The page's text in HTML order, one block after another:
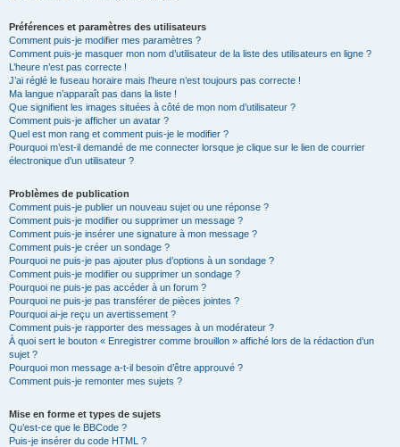
Préférences et paramètres des utilisateurs
Comment puis-je modifier mes paramètres ?
Comment puis-je masquer mon nom d’utilisateur de la liste des utilisateurs en ligne ?
L’heure n’est pas correcte !
J’ai réglé le fuseau horaire mais l’heure n’est toujours pas correcte !
Ma langue n’apparaît pas dans la liste !
Que signifient les images situées à côté de mon nom d’utilisateur ?
Comment puis-je afficher un avatar ?
Quel est mon rang et comment puis-je le modifier ?
Pourquoi m’est-il demandé de me connecter lorsque je clique sur le lien de courrier
électronique d’un utilisateur ?
Problèmes de publication
Comment puis-je publier un nouveau sujet ou une réponse ?
Comment puis-je modifier ou supprimer un message ?
Comment puis-je insérer une signature à mon message ?
Comment puis-je créer un sondage ?
Pourquoi ne puis-je pas ajouter plus d’options à un sondage ?
Comment puis-je modifier ou supprimer un sondage ?
Pourquoi ne puis-je pas accéder à un forum ?
Pourquoi ne puis-je pas transférer de pièces jointes ?
Pourquoi ai-je reçu un avertissement ?
Comment puis-je rapporter des messages à un modérateur ?
À quoi sert le bouton « Enregistrer comme brouillon » affiché lors de la rédaction d’un
sujet ?
Pourquoi mon message a-t-il besoin d’être approuvé ?
Comment puis-je remonter mes sujets ?
Mise en forme et types de sujets
Qu’est-ce que le BBCode ?
Puis-je insérer du code HTML ?